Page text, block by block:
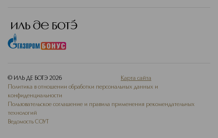
© ИЛЬ ДЕ БОТЭ 2026
Карта сайта
Политика в отношении обработки персональных данных и
конфиденциальности
Пользовательское соглашение и правила применения рекомендательных
технологий
Ведомость СОУТ